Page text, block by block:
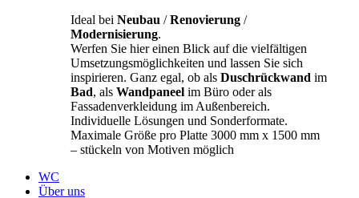
Ideal bei Neubau /Renovierung /
Modernisierung.
Werfen Sie hier einen Blick auf die vielfältigen
Umsetzungsmöglichkeiten und lassen Sie sich
inspirieren. Ganz egal, ob als Duschrückwand im
Bad, als Wandpaneel im Büro oder als
Fassadenverkleidung im Außenbereich.
Individuelle Lösungen und Sonderformate.
Maximale Größe pro Platte 3000 mm x 1500 mm
– stückeln von Motiven möglich
WC
Über uns